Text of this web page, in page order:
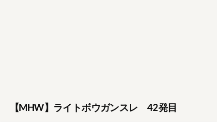
【MHW】ライトボウガンスレ 42発目